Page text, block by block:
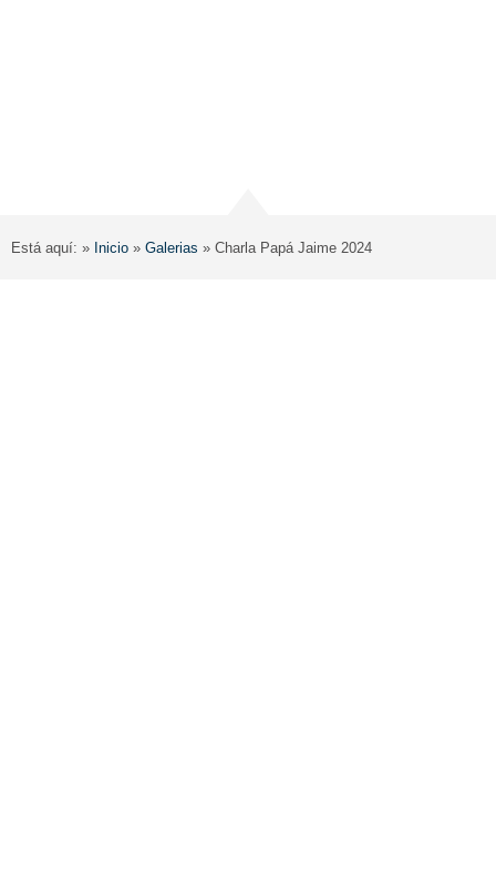
Está aquí: » Inicio » Galerias » Charla Papá Jaime 2024